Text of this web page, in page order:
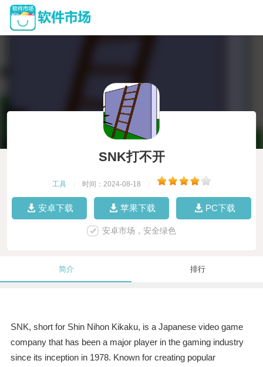
SNK打不开
工具 时间：2024-08-18
安卓下载 苹果下载 PC下载
安卓市场，安全绿色
简介 排行
SNK, short for Shin Nihon Kikaku, is a Japanese video game
company that has been a major player in the gaming industry
since its inception in 1978. Known for creating popular